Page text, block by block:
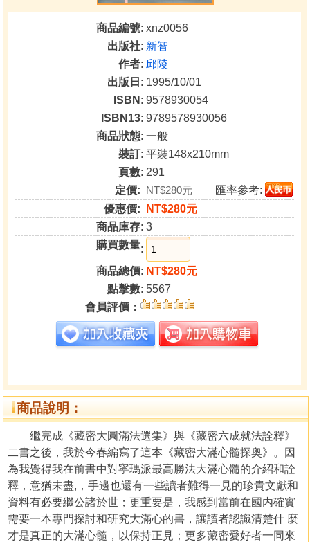
商品編號: xnz0056
出版社: 新智
作者:邱陵
出版日 : 1995/10/01
ISBN : 9578930054
ISBN13: 9789578930056
商品狀態: 一般
裝訂: 平裝148x210mm
頁數: 291
定價: NT$280元
匯率參考:
優惠價:
NT$280元
商品庫存: 3
購買數量:
商品總價: NT$280元
點擊數: 5567
會員評價：
商品說明：
繼完成《藏密大圓滿法選集》與《藏密六成就法詮釋》
二書之後，我於今春編寫了這本《藏密大滿心髓探奥》。因
為我覺得我在前書中對寧瑪派最高勝法大滿心髓的介紹和詮
釋，意猶未盡,，手邊也還有一些讀者難得一見的珍貴文獻和
資料有必要繼公諸於世；更重要是，我感到當前在國内確實
需要一本專門探討和研究大滿心的書，讓讀者認識清楚什 麼
才是真正的大滿心髓，以保持正見；更多藏密愛好者一同來